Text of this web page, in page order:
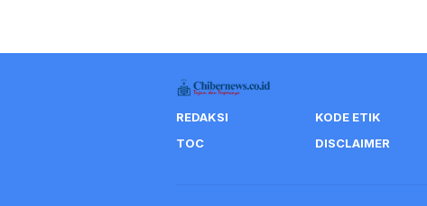
REDAKSI KODE ETIK
TOC
DISCLAIMER